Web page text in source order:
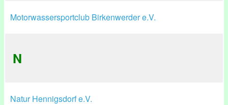
Motorwassersportclub Birkenwerder e.V.
N
Natur Hennigsdorf e.V.